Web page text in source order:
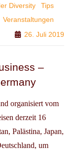
Diversity
Tips
Veranstaltungen
26. Juli 2019
–
organisiert vom
derzeit 16
Palästina, Japan,
um